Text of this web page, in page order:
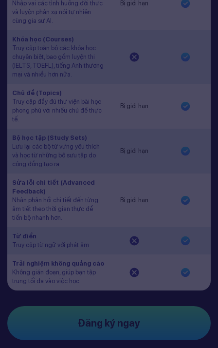
Nhập vai các tình huống đời thực
và luyện phản xạ nói tự nhiên
cùng gia sư AI.
Bị giới hạn
Khóa học (Courses)
Truy cập toàn bộ các khóa học
chuyên biệt, bao gồm luyện thi
(IELTS, TOEFL), tiếng Anh thương
mại và nhiều hơn nữa.
Chủ đề (Topics)
Truy cập đầy đủ thư viện bài học
phong phú với nhiều chủ đề thực
tế.
Bị giới hạn
Bộ học tập (Study Sets)
Lưu lại các bộ từ vựng yêu thích
và học từ những bộ sưu tập do
cộng đồng tạo ra.
Bị giới hạn
Sửa lỗi chi tiết (Advanced
Feedback)
Nhận phản hồi chi tiết đến từng
âm tiết theo thời gian thực để
tiến bộ nhanh hơn.
Bị giới hạn
Từ điển
Truy cập từ ngữ với phát âm
Trải nghiệm không quảng cáo
Không gián đoạn, giúp bạn tập
trung tối đa vào việc học.
Đăng ký ngay